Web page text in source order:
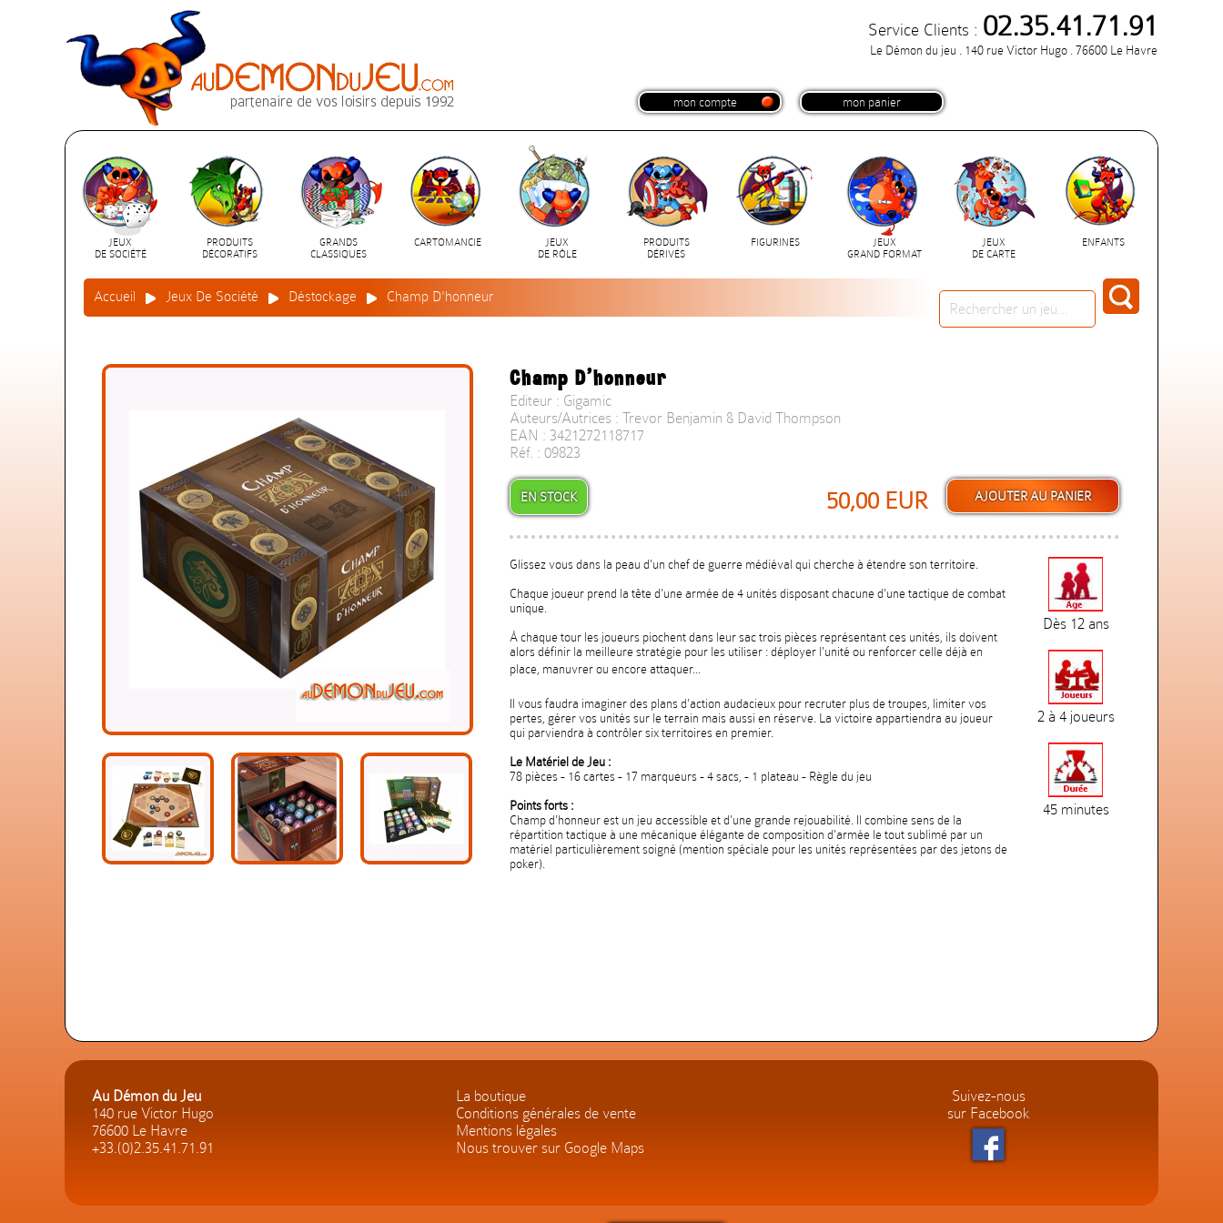
Service Clients : 02.35.41.71.91
Le Démon du jeu . 140 rue Victor Hugo . 76600 Le Havre
mon compte mon panier
JEUX
DE SOCIÉTÉ
PRODUITS
DÉCORATIFS
GRANDS
CLASSIQUES
CARTOMANCIE
JEUX
DE RÔLE
PRODUITS
DÉRIVÉS
FIGURINES
JEUX
GRAND FORMAT
JEUX
DE CARTE
ENFANTS
Accueil Jeux De Société Déstockage Champ D'honneur
Champ D'honneur
Editeur : Gigamic
Auteurs/Autrices : Trevor Benjamin & David Thompson
EAN : 3421272118717
Réf. : 09823
EN STOCK 50,00 EUR
Glissez vous dans la peau d'un chef de guerre médiéval qui cherche à étendre son territoire.
Chaque joueur prend la tête d'une armée de 4 unités disposant chacune d'une tactique de combat
unique.
À chaque tour les joueurs piochent dans leur sac trois pièces représentant ces unités, ils doivent
alors définir la meilleure stratégie pour les utiliser : déployer l'unité ou renforcer celle déjà en
place, manuvrer ou encore attaquer...
Il vous faudra imaginer des plans d'action audacieux pour recruter plus de troupes, limiter vos
pertes, gérer vos unités sur le terrain mais aussi en réserve. La victoire appartiendra au joueur
qui parviendra à contrôler six territoires en premier.
Le Matériel de Jeu :
78 pièces - 16 cartes - 17 marqueurs - 4 sacs, - 1 plateau - Règle du jeu
Points forts :
Champ d'honneur est un jeu accessible et d'une grande rejouabilité. Il combine sens de la
répartition tactique à une mécanique élégante de composition d'armée le tout sublimé par un
matériel particulièrement soigné (mention spéciale pour les unités représentées par des jetons de
poker).
Dès 12 ans
2 à 4 joueurs
45 minutes
Au Démon du Jeu
140 rue Victor Hugo
76600 Le Havre
+33.(0)2.35.41.71.91
La boutique
Conditions générales de vente
Mentions légales
Nous trouver sur Google Maps
Suivez-nous
sur Facebook